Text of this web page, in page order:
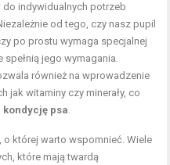
indywidualnych potrzeb
od tego, czy nasz pupil
po prostu wymaga specjalnej
spełnią jego wymagania.
również na wprowadzenie
jak witaminy czy minerały, co
psa.
o której warto wspomnieć. Wiele
które mają twardą